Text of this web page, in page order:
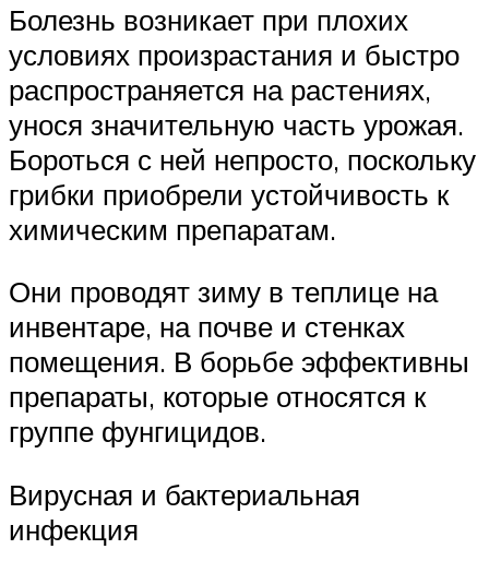
Болезнь возникает при плохих
условиях произрастания и быстро
распространяется на растениях,
унося значительную часть урожая.
Бороться с ней непросто, поскольку
грибки приобрели устойчивость к
химическим препаратам.
Они проводят зиму в теплице на
инвентаре, на почве и стенках
помещения. В борьбе эффективны
препараты, которые относятся к
группе фунгицидов.
Вирусная и бактериальная
инфекция